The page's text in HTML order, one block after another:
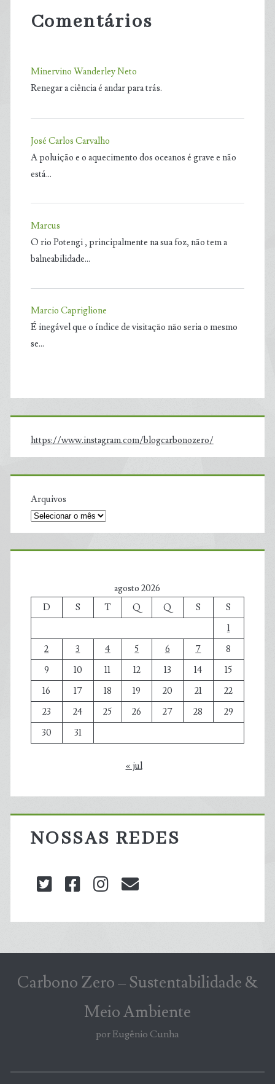
Comentários
Minervino Wanderley Neto
Renegar a ciência é andar para trás.
José Carlos Carvalho
A poluição e o aquecimento dos oceanos é grave e não
está…
Marcus
O rio Potengi , principalmente na sua foz, não tem a
balneabilidade…
Marcio Capriglione
É inegável que o índice de visitação não seria o mesmo
se…
https://www.instagram.com/blogcarbonozero/
Arquivos
agosto 2026
D
S T Q Q S
S
1
2
3 4 5 6 7
8
9
10 11 12 13 14
15
16
17 18 19 20 21
22
23
24 25 26 27 28
29
30
31
« jul
NOSSAS REDES
twitterfacebookinstagram
Carbono Zero – Sustentabilidade &
Meio Ambiente
por Eugênio Cunha